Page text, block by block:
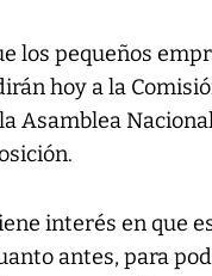
los pequeños
hoy a la
Asamblea
interés en que
antes, para